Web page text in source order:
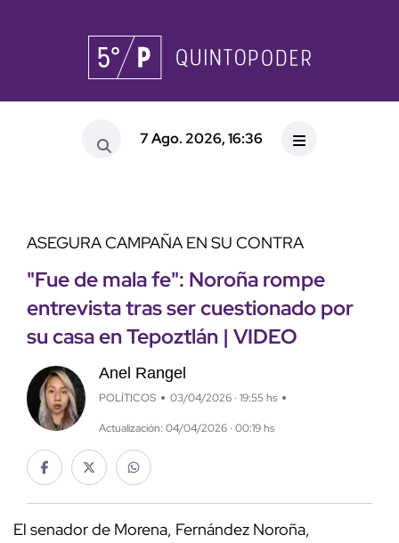
7 Ago. 2026, 16:36
ASEGURA CAMPAÑA EN SU CONTRA
"Fue de mala fe": Noroña rompe
entrevista tras ser cuestionado por
su casa en Tepoztlán | VIDEO
Anel Rangel
POLÍTICOS 03/04/2026 · 19:55 hs
Actualización: 04/04/2026 · 00:19 hs
El senador de Morena, Fernández Noroña,